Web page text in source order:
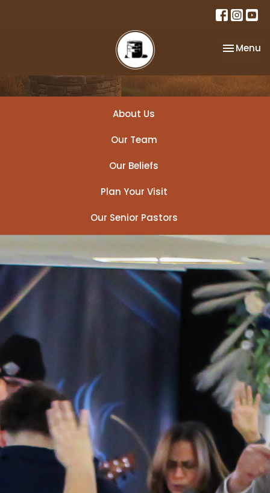
Toggle
Menu
About Us
Our Team
Our Beliefs
Plan Your Visit
Our Senior Pastors